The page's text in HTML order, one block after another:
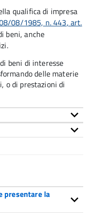
qualifica di impresa
08/1985, n. 443, art.
beni, anche
beni di interesse
delle materie
o di prestazioni di
presentare la